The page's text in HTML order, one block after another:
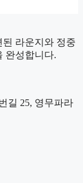
된 라운지와 정중
완성합니다.
길 25, 영무파라